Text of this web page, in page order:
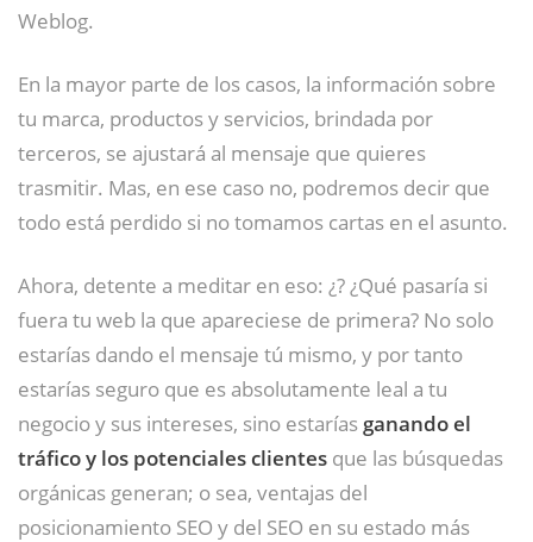
Weblog.
En la mayor parte de los casos, la información sobre
tu marca, productos y servicios, brindada por
terceros, se ajustará al mensaje que quieres
trasmitir. Mas, en ese caso no, podremos decir que
todo está perdido si no tomamos cartas en el asunto.
Ahora, detente a meditar en eso: ¿? ¿Qué pasaría si
fuera tu web la que apareciese de primera? No solo
estarías dando el mensaje tú mismo, y por tanto
estarías seguro que es absolutamente leal a tu
negocio y sus intereses, sino estarías ganando el
tráfico y los potenciales clientes que las búsquedas
orgánicas generan; o sea, ventajas del
posicionamiento SEO y del SEO en su estado más